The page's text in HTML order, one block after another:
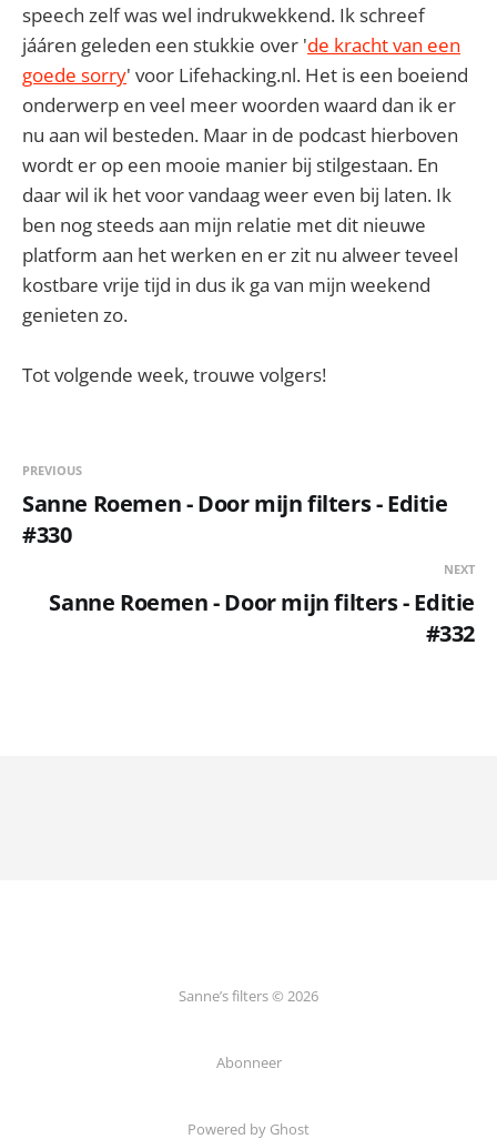
speech zelf was wel indrukwekkend. Ik schreef
jááren geleden een stukkie over 'de kracht van een
goede sorry' voor Lifehacking.nl. Het is een boeiend
onderwerp en veel meer woorden waard dan ik er
nu aan wil besteden. Maar in de podcast hierboven
wordt er op een mooie manier bij stilgestaan. En
daar wil ik het voor vandaag weer even bij laten. Ik
ben nog steeds aan mijn relatie met dit nieuwe
platform aan het werken en er zit nu alweer teveel
kostbare vrije tijd in dus ik ga van mijn weekend
genieten zo.
Tot volgende week, trouwe volgers!
PREVIOUS
Sanne Roemen - Door mijn filters - Editie
#330
NEXT
Sanne Roemen - Door mijn filters - Editie
#332
Sanne’s filters © 2026
Abonneer
Powered by Ghost